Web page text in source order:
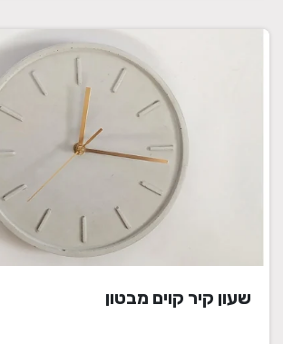
שעון קיר קוים מבטון